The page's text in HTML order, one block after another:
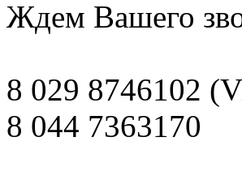
Ждем Вашего
8 029 8746102
8 044 7363170